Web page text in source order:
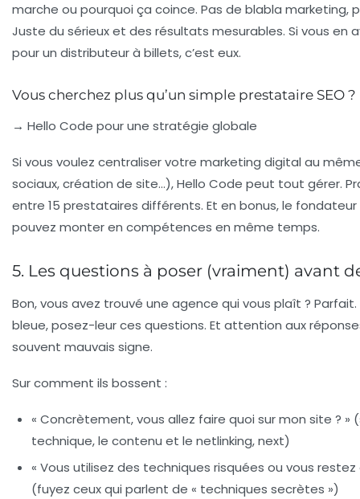
marche ou pourquoi ça coince. Pas de blabla marketing,
Juste du sérieux et des résultats mesurables. Si vous en
pour un distributeur à billets, c’est eux.
Vous cherchez plus qu’un simple prestataire SEO ?
→ Hello Code pour une stratégie globale
Si vous voulez centraliser votre marketing digital au
sociaux, création de site…), Hello Code peut tout gérer.
entre 15 prestataires différents. Et en bonus, le
pouvez monter en compétences en même temps.
5. Les questions à poser (vraiment) avant
Bon, vous avez trouvé une agence qui vous plaît ?
bleue, posez-leur ces questions. Et attention aux
souvent mauvais signe.
Sur comment ils bossent :
« Concrètement, vous allez faire quoi sur mon site ? »
technique, le contenu et le netlinking, next)
« Vous utilisez des techniques risquées ou vous
(fuyez ceux qui parlent de « techniques secrètes »)